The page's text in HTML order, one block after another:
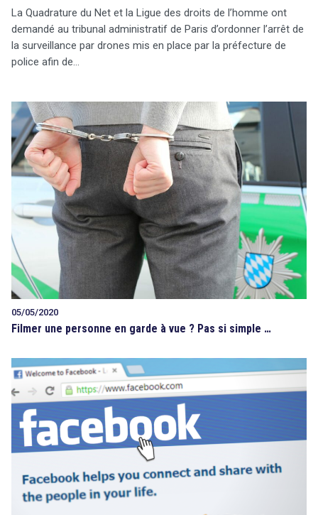
05/05/2020
Filmer une personne en garde à vue ? Pas si simple …
La Quadrature du Net et la Ligue des droits de l’homme ont
demandé au tribunal administratif de Paris d’ordonner l’arrêt de
la surveillance par drones mis en place par la préfecture de
police afin de…